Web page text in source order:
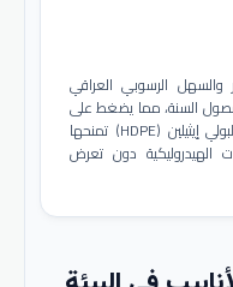
والسهل الرسوبي العراقي
السنة، مما يضغط على
شبكات الأنابيب المدفونة. مرونة أنابيب البولي إيثيلين (HDPE) تمنحها
دون تعرض